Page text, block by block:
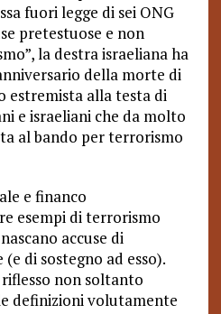
fuori legge di sei ONG
pretestuose e non
la destra israeliana ha
della morte di
estremista alla testa di
e israeliani che da molto
al bando per terrorismo
e financo
esempi di terrorismo
accuse di
di sostegno ad esso).
non soltanto
definizioni volutamente